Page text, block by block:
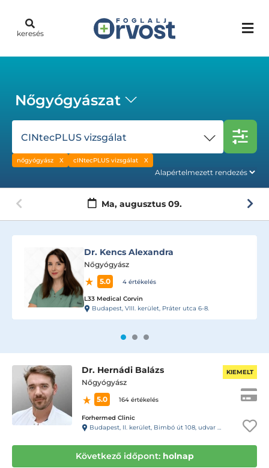
keresés
Nőgyógyászat
CINtecPLUS vizsgálat
nőgyógyász cINtecPLUS vizsgálat
Ma, augusztus 09.
Dr. Kencs Alexandra
Nőgyógyász
5.0
4 értékelés
L33 Medical Corvin
Budapest, VIII. kerület, Práter utca 6-8.
Dr. Hernádi Balázs
Nőgyógyász
5.0
164 értékelés
Forhermed Clinic
Budapest, II. kerület, Bimbó út 108, udvar 13 ajtó. Kaputelefon 13- Rendelő
KIEMELT
Következő időpont: holnap